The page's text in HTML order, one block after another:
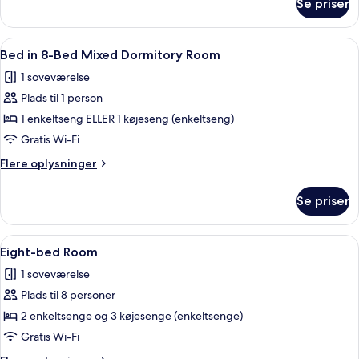
bed
room
Se priser
Indlæs
alle
billeder
af
Bed
in
8-
Bed
Dormitory
Room
Et værelse med køjesenge, et bord
7
Bed in 8-Bed Mixed Dormitory Room
1 soveværelse
Plads til 1 person
1 enkeltseng ELLER 1 køjeseng (enkeltseng)
Gratis Wi-Fi
Flere oplysninger
Flere
in
8-
Bed
Mixed
Dormitory
Room
Se priser
Indlæs
alle
billeder
af
Eight-
bed
Room
Et værelse med køjesenge, et bord
6
Eight-bed Room
1 soveværelse
Plads til 8 personer
2 enkeltsenge og 3 køjesenge (enkeltsenge)
Gratis Wi-Fi